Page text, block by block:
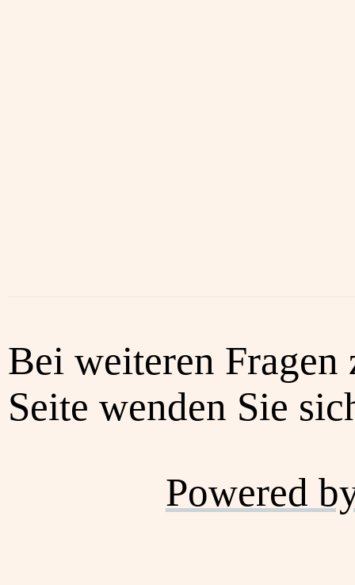
Bei weiteren Fragen
Seite wenden Sie
Powered